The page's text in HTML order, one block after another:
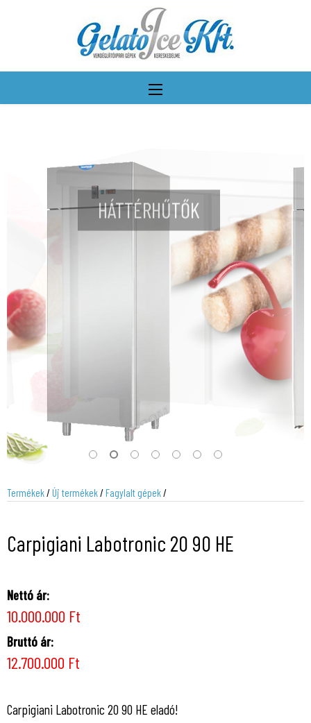
HÁTTÉRHŰTŐK
További részletek
Termékek/Új termékek/Fagylalt gépek/
Carpigiani Labotronic 20 90 HE
Nettó ár:
10.000.000 Ft
Bruttó ár:
12.700.000 Ft
Carpigiani Labotronic 20 90 HE eladó!